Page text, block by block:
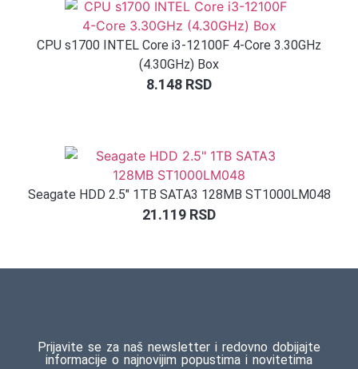
CPU s1700 INTEL Core i3-12100F 4-Core 3.30GHz
(4.30GHz) Box
8.148 RSD
Seagate HDD 2.5″ 1TB SATA3 128MB ST1000LM048
21.119 RSD
Prijavite se za naš newsletter i redovno dobijajte
informacije o najnovijim popustima i novitetima